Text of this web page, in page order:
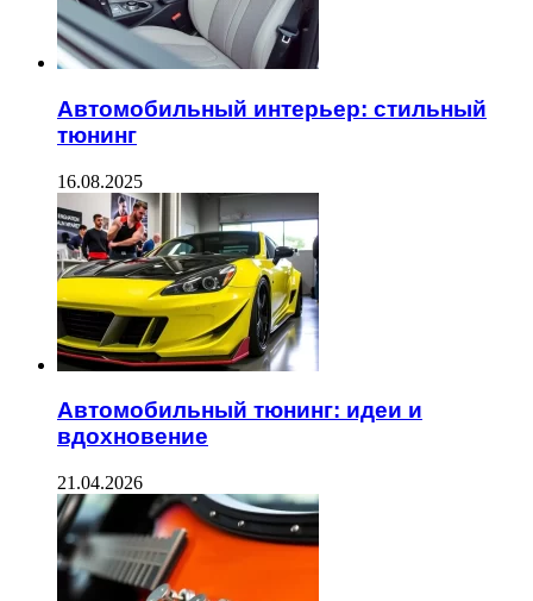
Автомобильный интерьер: стильный
тюнинг
16.08.2025
Автомобильный тюнинг: идеи и
вдохновение
21.04.2026